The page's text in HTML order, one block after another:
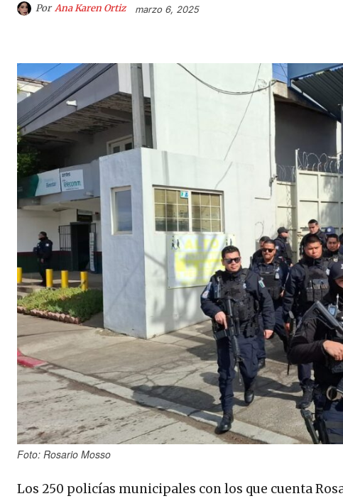
Por Ana Karen Ortiz marzo 6, 2025
Foto: Rosario Mosso
Los 250 policías municipales con los que cuenta